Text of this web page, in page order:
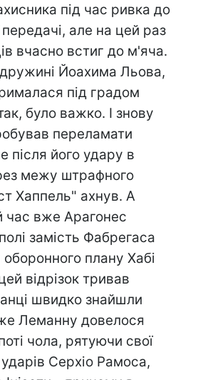
під час ривка до
але на цей раз
вчасно встиг до м'яча.
Йоахима Льова,
під градом
було важко. І знову
переламати
після його удару в
межу штрафного
Хаппель" ахнув. А
час вже Арагонес
замість Фабрегаса
оборонного плану Хабі
відрізок тривав
швидко знайшли
Леманну довелося
чола, рятуючи свої
Серхіо Рамоса,